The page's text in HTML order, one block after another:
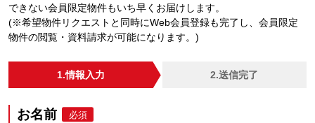
できない会員限定物件もいち早くお届けします。
(※希望物件リクエストと同時にWeb会員登録も完了し、会員限定
物件の閲覧・資料請求が可能になります。)
1.情報入力 2.送信完了
お名前 必須